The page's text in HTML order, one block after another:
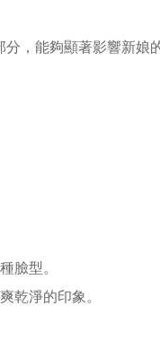
，能夠顯著影響新娘
臉型。
乾淨的印象。